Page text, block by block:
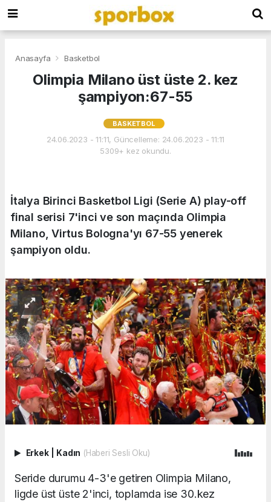
Anasayfa Basketbol
Olimpia Milano üst üste 2. kez
şampiyon:67-55
BASKETBOL
24.06.2023 - 11:11, Güncelleme: 24.06.2023 - 11:11
5309+ kez okundu.
İtalya Birinci Basketbol Ligi (Serie A) play-off
final serisi 7'inci ve son maçında Olimpia
Milano, Virtus Bologna'yı 67-55 yenerek
şampiyon oldu.
Erkek Kadın (Haberi Sesli Oku)
Seride durumu 4-3'e getiren Olimpia Milano,
ligde üst üste 2'inci, toplamda ise 30.kez